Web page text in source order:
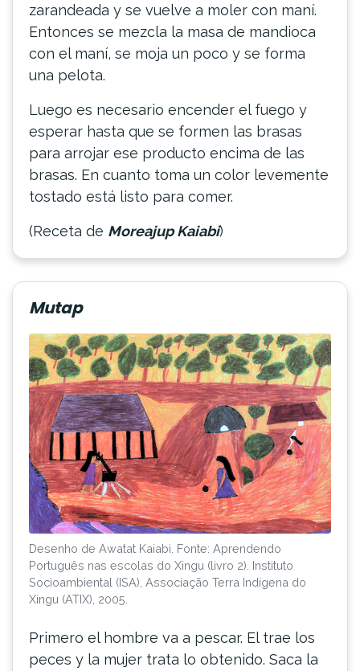
zarandeada y se vuelve a moler con maní.
Entonces se mezcla la masa de mandioca
con el maní, se moja un poco y se forma
una pelota.
Luego es necesario encender el fuego y
esperar hasta que se formen las brasas
para arrojar ese producto encima de las
brasas. En cuanto toma un color levemente
tostado está listo para comer.
(Receta de Moreajup Kaiabi)
Mutap
Desenho de Awatat Kaiabi. Fonte: Aprendendo
Português nas escolas do Xingu (livro 2). Instituto
Socioambiental (ISA), Associação Terra Indígena do
Xingu (ATIX), 2005.
Primero el hombre va a pescar. El trae los
peces y la mujer trata lo obtenido. Saca la